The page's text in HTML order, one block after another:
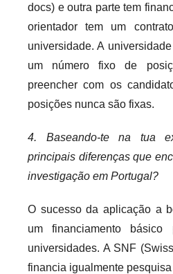
docs) e outra parte tem
orientador tem um
universidade. A
um número fixo de
preencher com os
posições nunca são fixas.
4. Baseando-te na tua
principais diferenças que
investigação em Portugal?
O sucesso da aplicação a
um financiamento
universidades. A SNF
financia igualmente